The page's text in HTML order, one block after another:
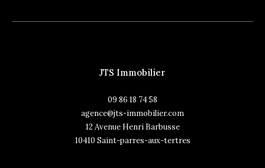
JTS Immobilier
09 86 18 74 58
agence@jts-immobilier.com
12 Avenue Henri Barbusse
10410
saint-parres-aux-tertres